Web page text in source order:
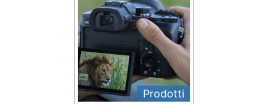
Prodotti